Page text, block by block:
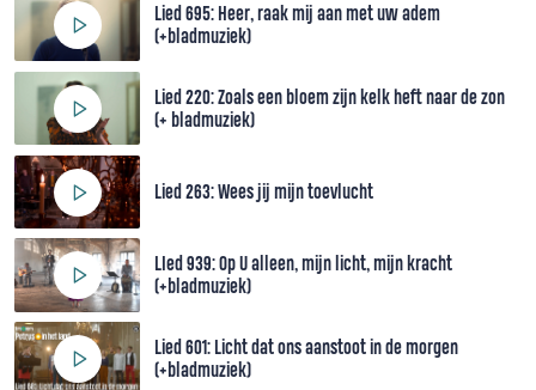
Lied 695: Heer, raak mij aan met uw adem
(+bladmuziek)
Lied 220: Zoals een bloem zijn kelk heft naar de zon
(+ bladmuziek)
Lied 263: Wees jij mijn toevlucht
LIed 939: Op U alleen, mijn licht, mijn kracht
(+bladmuziek)
Lied 601: Licht dat ons aanstoot in de morgen
(+bladmuziek)